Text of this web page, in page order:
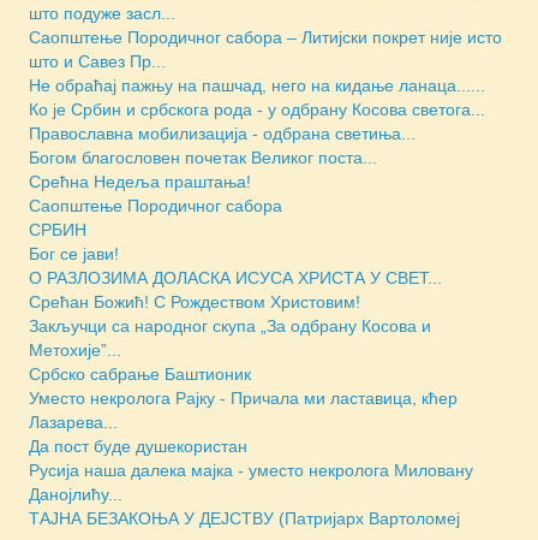
што подуже засл...
Саопштење Породичног сабора – Литијски покрет није исто
што и Савез Пр...
Не обраћај пажњу на пашчад, него на кидање ланаца......
Ко је Србин и србскога рода - у одбрану Косова светога...
Православна мобилизација - одбрана светиња...
Богом благословен почетак Великог поста...
Срећна Недеља праштања!
Саопштење Породичног сабора
СРБИН
Бог се јави!
O РАЗЛОЗИМА ДОЛАСКА ИСУСА ХРИСТА У СВЕТ...
Срећан Божић! С Рождеством Христовим!
Закључци са народног скупа „За одбрану Косова и
Метохије”...
Србско сабрање Баштионик
Уместо некролога Рајку - Причала ми ластавица, кћер
Лазаревa...
Да пост буде душекористан
Русија наша далека мајка - уместо некролога Миловану
Данојлићу...
ТАЈНА БЕЗАКОЊА У ДЕЈСТВУ (Патријарх Вартоломеј